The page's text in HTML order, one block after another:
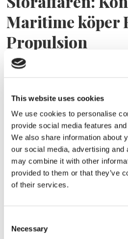
This website uses cookies
We use cookies to personalise
provide social media features
We also share information about
our social media, advertising and
may combine it with other
provided to them or that they’ve
of their services.
Selection
Necessary
Maritime köper
Propulsion
Sirius tar
nybygge